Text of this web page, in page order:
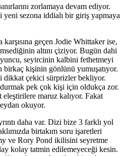
zorlamaya devam ediyor.
sezona iddialı bir giriş yapmaya
geçen Jodie Whittakerise,
altını çiziyor. Bugün dahi
seyircinin kalbini fethetmeyi
birkaç kişinin gönlünü yumuşatıyor.
dikkat çekici sürprizler bekliyor.
pek çok kişi için oldukça zor.
maruz kalıyor. Fakat
okuyor.
daha var. Dizi bize 3 farklı yol
birtakım soru işaretleri
ve Rory Pond ikilisini seyretme
kolay tatmin edilemeyeceği kesin.